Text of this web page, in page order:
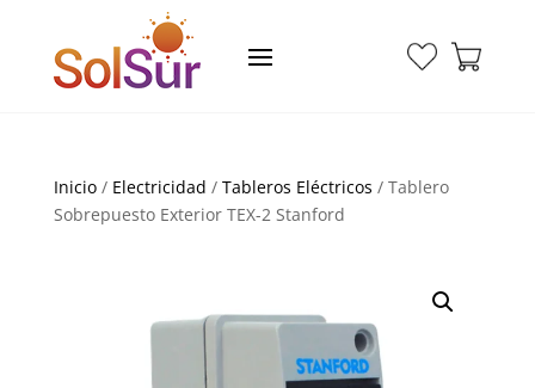
Inicio/ Electricidad / Tableros Eléctricos / Tablero
Sobrepuesto Exterior TEX-2 Stanford